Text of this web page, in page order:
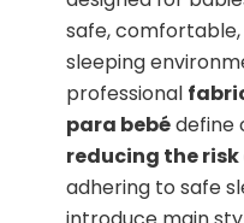
safe,
sleeping
professional
para bebédefine
reducing the
adhering to safe